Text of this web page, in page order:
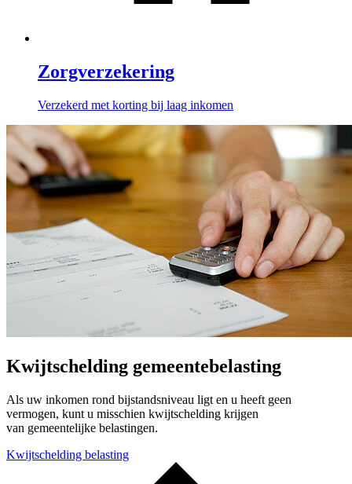
Zorgverzekering
Verzekerd met korting bij laag inkomen
Kwijtschelding gemeentebelasting
Als uw inkomen rond bijstandsniveau ligt en u heeft geen
vermogen, kunt u misschien kwijtschelding krijgen
van gemeentelijke belastingen.
Kwijtschelding belasting